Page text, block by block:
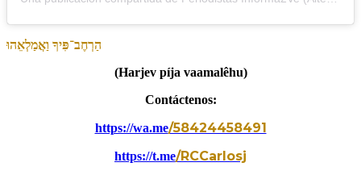
הַרְחֶב־פִּיךָ וַאֲמַלְאֵהוּ
(Harjev píja vaamalêhu)
Contáctenos:
https://wa.me/58424458491
https://t.me/RCCarlosj